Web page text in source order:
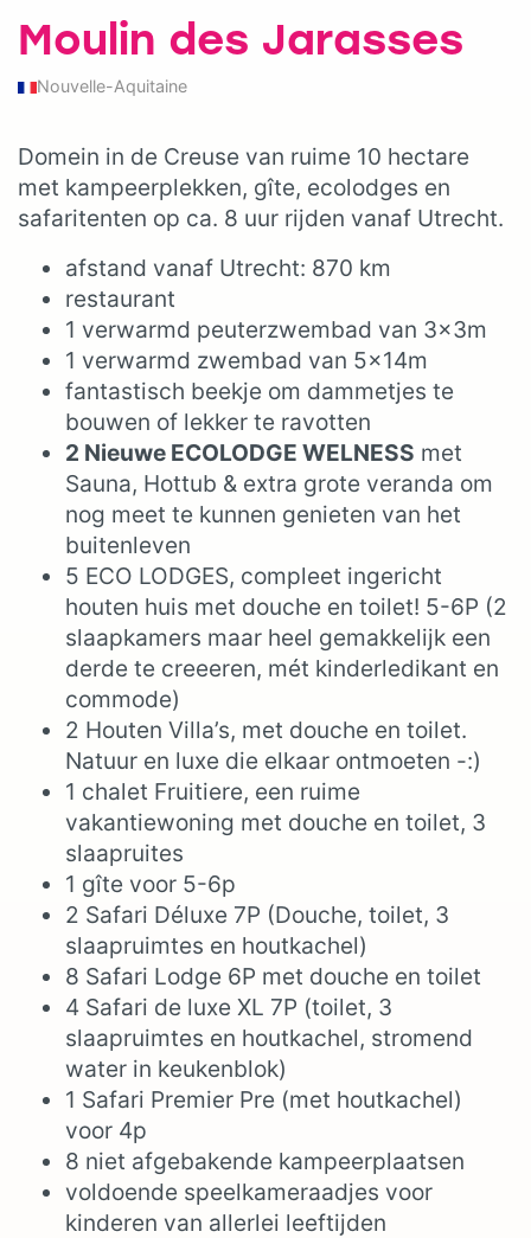
Moulin des Jarasses
Nouvelle-Aquitaine
Domein in de Creuse van ruime 10 hectare
met kampeerplekken, gîte, ecolodges en
safaritenten op ca. 8 uur rijden vanaf Utrecht.
afstand vanaf Utrecht: 870 km
restaurant
1 verwarmd peuterzwembad van 3x3m
1 verwarmd zwembad van 5x14m
fantastisch beekje om dammetjes te
bouwen of lekker te ravotten
2 Nieuwe ECOLODGE WELNESS met
Sauna, Hottub & extra grote veranda om
nog meet te kunnen genieten van het
buitenleven
5 ECO LODGES, compleet ingericht
houten huis met douche en toilet! 5-6P (2
slaapkamers maar heel gemakkelijk een
derde te creeeren, mét kinderledikant en
commode)
2 Houten Villa’s, met douche en toilet.
Natuur en luxe die elkaar ontmoeten -:)
1 chalet Fruitiere, een ruime
vakantiewoning met douche en toilet, 3
slaapruites
1 gîte voor 5-6p
2 Safari Déluxe 7P (Douche, toilet, 3
slaapruimtes en houtkachel)
8 Safari Lodge 6P met douche en toilet
4 Safari de luxe XL 7P (toilet, 3
slaapruimtes en houtkachel, stromend
water in keukenblok)
1 Safari Premier Pre (met houtkachel)
voor 4p
8 niet afgebakende kampeerplaatsen
voldoende speelkameraadjes voor
kinderen van allerlei leeftijden